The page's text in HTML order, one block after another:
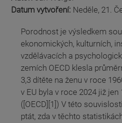
Datum vytvoření: Neděle, 21.
Porodnost je výsledkem
ekonomických, kulturních,
vzdělávacích a
zemích OECD klesla
3,3 dítěte na ženu v roce
v EU byla v roce 2024 již jen
([OECD][1]) V této
ptát, zda v těchto